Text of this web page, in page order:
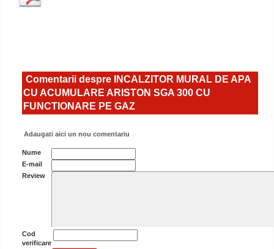
Comentarii despre INCALZITOR MURAL DE APA
CU ACUMULARE ARISTON SGA 300 CU
FUNCTIONARE PE GAZ
Adaugati aici un nou comentariu
Nume
E-mail
Review
Cod
verificare